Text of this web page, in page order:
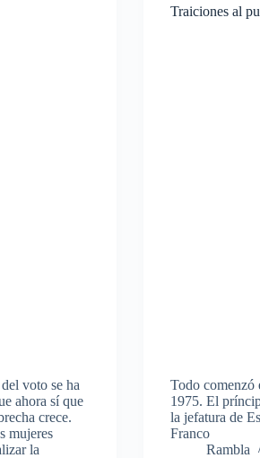
voto se ha
ahora sí que
crece.
mujeres
la
Traiciones al
Todo comenzó
1975. El
la jefatura de
Franco
Rambla